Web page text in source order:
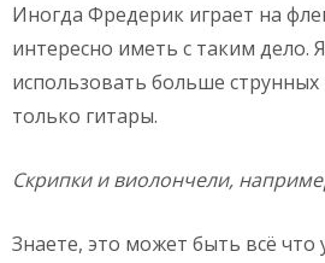
Иногда Фредерик играет на
интересно иметь с таким дело.
использовать больше
только гитары.
Скрипкиивиолончели,
Знаете, это может быть всё что